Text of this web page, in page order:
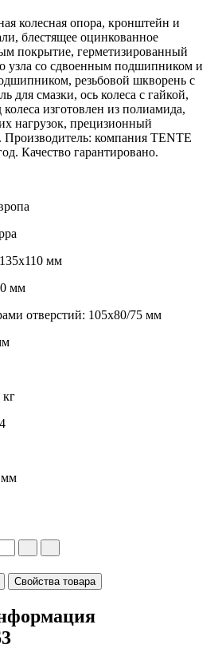
колесная опора, кронштейн и
блестящее оцинкованное
покрытие, герметизированный
узла со сдвоенным подшипником и
резьбовой шкворень с
для смазки, ось колеса с гайкой,
изготовлен из полиамида,
нагрузок, прецизионный
компания TENTE
Качество гарантировано.
мм
мм
отверстий: 105x80/75 мм
кг
мм
Свойства товара